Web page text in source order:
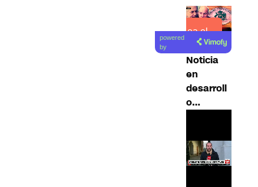
Lea el
artículo
powered
by
Noticia
en
desarroll
o…